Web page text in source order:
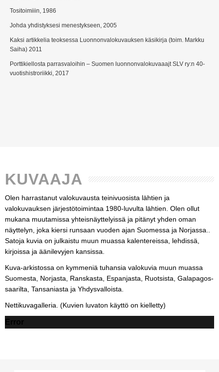
Tositoimiiin, 1986
Johda yhdistyksesi menestykseen, 2005
Kaksi artikkelia teoksessa Luonnonvalokuvauksen käsikirja (toim. Markku
Saiha) 2011
Porttikiellosta parrasvaloihin – Suomen luonnonvalokuvaaajt SLV ry:n 40-
vuotishistroriikki, 2017
KUVAAJA
Olen harrastanut valokuvausta teinivuosista lähtien ja
valokuvauksen järjestötoimintaa 1980-luvulta lähtien. Olen ollut
mukana muutamissa yhteisnäyttelyissä ja pitänyt yhden oman
näyttelyn, joka kiersi runsaan vuoden ajan Suomessa ja Norjassa..
Satoja kuvia on julkaistu muun muassa kalentereissa, lehdissä,
kirjoissa ja äänilevyjen kansissa.
Kuva-arkistossa on kymmeniä tuhansia valokuvia muun muassa
Suomesta, Norjasta, Ranskasta, Espanjasta, Ruotsista, Galapagos-
saarilta, Tansaniasta ja Yhdysvalloista.
Nettikuvagalleria. (Kuvien luvaton käyttö on kielletty)
Error